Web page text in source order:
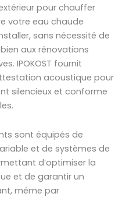
pour chauffer
votre eau chaude
sans nécessité de
aux rénovations
IPOKOST fournit
acoustique pour
silencieux et conforme
sont équipés de
et de systèmes de
d’optimiser la
et de garantir un
même par